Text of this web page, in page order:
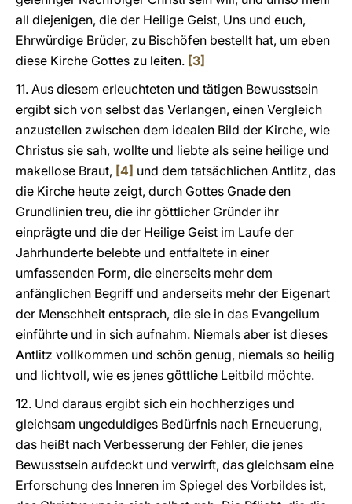
all diejenigen, die der Heilige Geist, Uns und euch,
Ehrwürdige Brüder, zu Bischöfen bestellt hat, um eben
diese Kirche Gottes zu leiten. [3]
11. Aus diesem erleuchteten und tätigen Bewusstsein
ergibt sich von selbst das Verlangen, einen Vergleich
anzustellen zwischen dem idealen Bild der Kirche, wie
Christus sie sah, wollte und liebte als seine heilige und
makellose Braut, [4] und dem tatsächlichen Antlitz, das
die Kirche heute zeigt, durch Gottes Gnade den
Grundlinien treu, die ihr göttlicher Gründer ihr
einprägte und die der Heilige Geist im Laufe der
Jahrhunderte belebte und entfaltete in einer
umfassenden Form, die einerseits mehr dem
anfänglichen Begriff und anderseits mehr der Eigenart
der Menschheit entsprach, die sie in das Evangelium
einführte und in sich aufnahm. Niemals aber ist dieses
Antlitz vollkommen und schön genug, niemals so heilig
und lichtvoll, wie es jenes göttliche Leitbild möchte.
12. Und daraus ergibt sich ein hochherziges und
gleichsam ungeduldiges Bedürfnis nach Erneuerung,
das heißt nach Verbesserung der Fehler, die jenes
Bewusstsein aufdeckt und verwirft, das gleichsam eine
Erforschung des Inneren im Spiegel des Vorbildes ist,